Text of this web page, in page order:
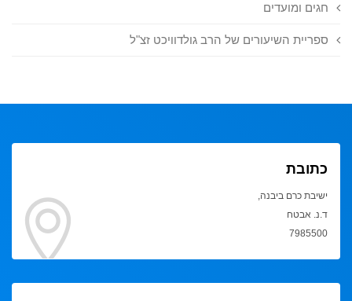
חגים ומועדים
ספריית השיעורים של הרב גולדוויכט זצ"ל
כתובת
ישיבת כרם ביבנה,
ד.נ. אבטח
7985500